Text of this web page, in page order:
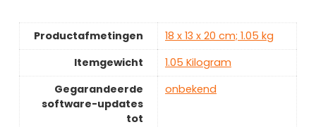
Productafmetingen
‎18 x 13 x 20 cm; 1.05 kg
Itemgewicht
‎1.05 Kilogram
Gegarandeerde
software-updates
tot
‎onbekend